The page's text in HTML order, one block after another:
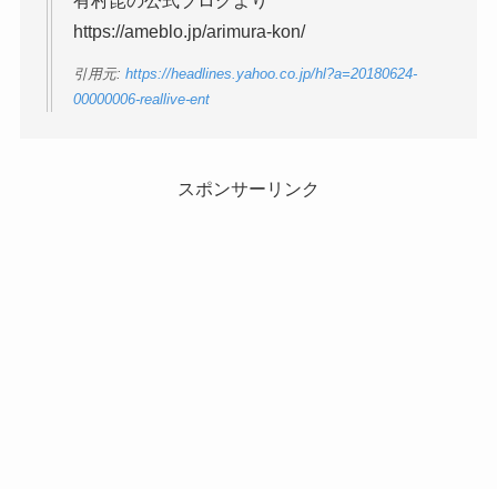
https://ameblo.jp/arimura-kon/
引用元: https://headlines.yahoo.co.jp/hl?a=20180624-
00000006-reallive-ent
スポンサーリンク